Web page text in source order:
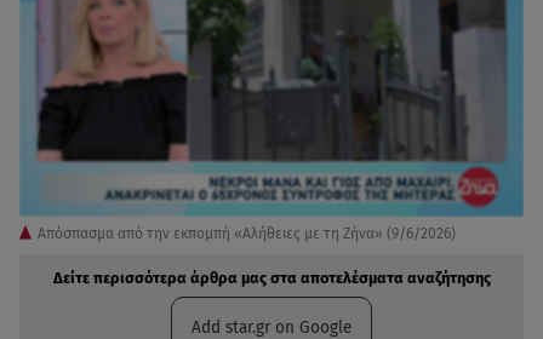
Απόσπασμα από την εκπομπή «Αλήθειες με τη Ζήνα» (9/6/2026)
Δείτε περισσότερα άρθρα μας στα αποτελέσματα αναζήτησης
Add star.gr on Google